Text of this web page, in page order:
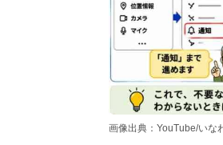
画像出典：YouTube/いな